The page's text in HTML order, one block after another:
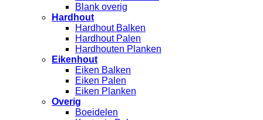
Blank overig
Hardhout
Hardhout Balken
Hardhout Palen
Hardhouten Planken
Eikenhout
Eiken Balken
Eiken Palen
Eiken Planken
Overig
Boeidelen